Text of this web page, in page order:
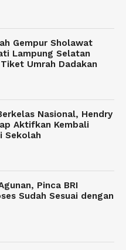
Gempur Sholawat
Lampung Selatan
Umrah Dadakan
Nasional, Hendry
Aktifkan Kembali
Sekolah
Pinca BRI
Sudah Sesuai dengan